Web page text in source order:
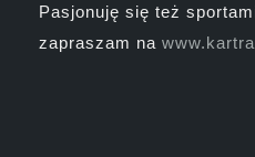
Pasjonuję się też
zapraszam na